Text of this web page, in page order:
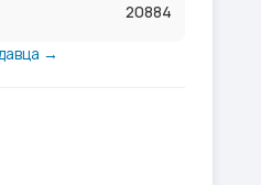
20884
→